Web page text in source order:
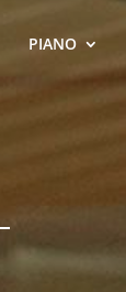
PIANO